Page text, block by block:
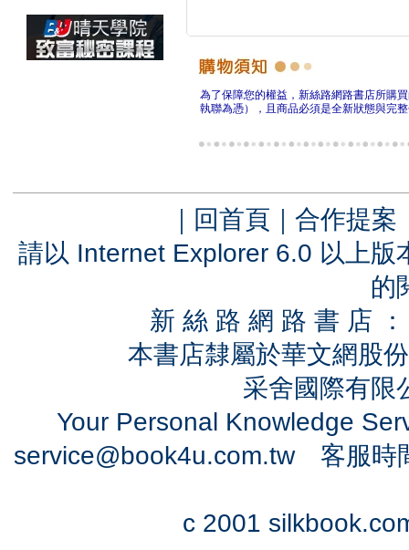
為了保障您的權益，新絲路網路書店所購
執聯為憑），且商品必須是全新狀態與完
｜ 回首頁 ｜ 合作提案
請以 Internet Explorer 6.0 以上
的
新 絲 路 網 路 書 店
本書店隸屬於華文網股
采舍國際有
Your Personal Knowledge
service@book4u.com.tw客服時
c 2001